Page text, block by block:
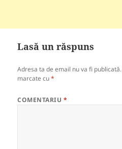
Lasă un răspuns
Adresa ta de email nu va fi publicată.
marcate cu*
COMENTARIU *